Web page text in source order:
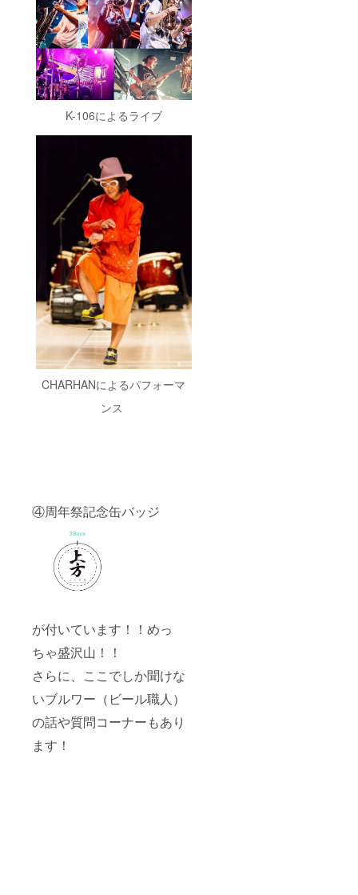
K-106によるライブ
CHARHANによるパフォーマ
ンス
④周年祭記念缶バッジ
が付いています！！めっ
ちゃ盛沢山！！
さらに、ここでしか聞けな
いブルワー（ビール職人）
の話や質問コーナーもあり
ます！